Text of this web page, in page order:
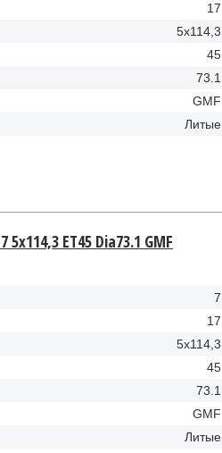
17
5x114,3
45
73.1
GMF
Литые
5x114,3 ET45 Dia73.1 GMF
7
17
5x114,3
45
73.1
GMF
Литые